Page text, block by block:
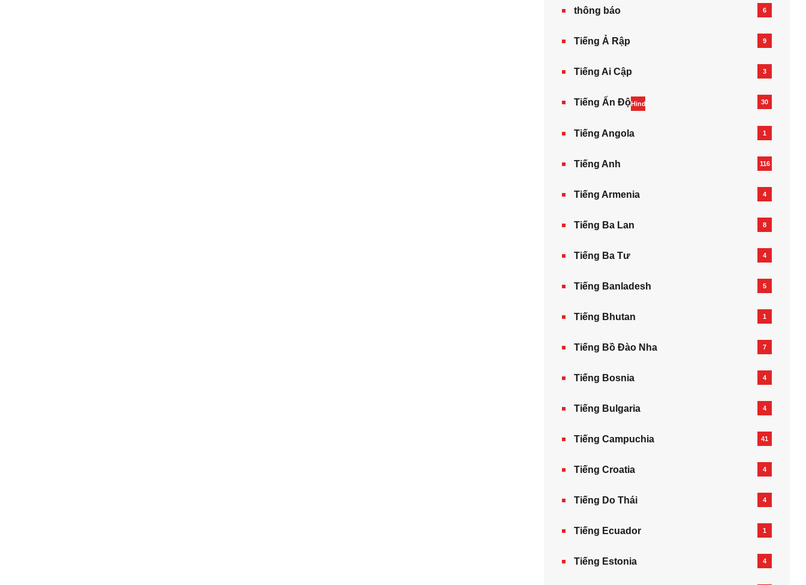
thông báo 6
Tiếng Ả Rập 9
Tiếng Ai Cập 3
Tiếng Ấn ĐộHindi 30
Tiếng Angola 1
Tiếng Anh 116
Tiếng Armenia‎ 4
Tiếng Ba Lan 8
Tiếng Ba Tư 4
Tiếng Banladesh 5
Tiếng Bhutan 1
Tiếng Bồ Đào Nha 7
Tiếng Bosnia 4
Tiếng Bulgaria 4
Tiếng Campuchia 41
Tiếng Croatia 4
Tiếng Do Thái 4
Tiếng Ecuador 1
Tiếng Estonia 4